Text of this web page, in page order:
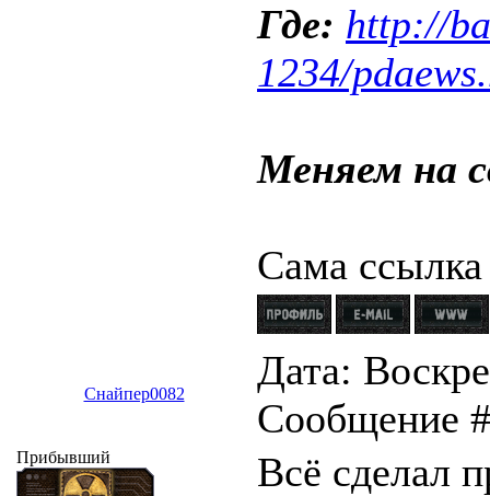
width:
</
<div
Где: http://
1234/
Меняем на
Сама
Снайпер0082
Дата:
Сообщение
Прибывший
Всё сделал